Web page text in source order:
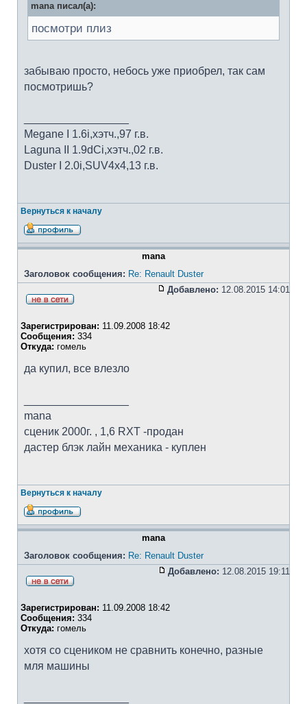
mana писал(а):
посмотри плиз
забываю просто, небось уже приобрел, так сам
посмотришь?
Megane I 1.6i,хэтч.,97 г.в.
Laguna II 1.9dCi,хэтч.,02 г.в.
Duster I 2.0i,SUV4x4,13 г.в.
Вернуться к началу
mana
Заголовок сообщения: Re: Renault Duster
Добавлено: 12.08.2015 14:01
Зарегистрирован: 11.09.2008 18:42
Сообщения: 334
Откуда: гомель
да купил, все влезло
mana
cценик 2000г. , 1,6 RXT -продан
дастер блэк лайн механика - куплен
Вернуться к началу
mana
Заголовок сообщения: Re: Renault Duster
Добавлено: 12.08.2015 19:11
Зарегистрирован: 11.09.2008 18:42
Сообщения: 334
Откуда: гомель
хотя со сцеником не сравнить конечно, разные
мля машины